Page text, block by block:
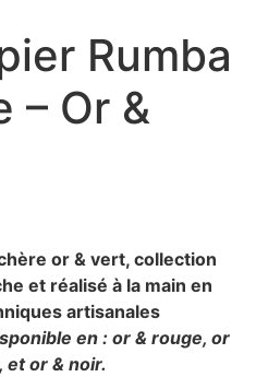
Rumba
– Or &
or & vert, collection
et réalisé à la main en
artisanales
en : or & rouge, or
et or & noir.